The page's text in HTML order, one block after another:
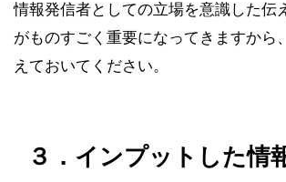
情報発信者としての立場を意識した伝
がものすごく重要になってきますから
えておいてください。
３．インプットした情